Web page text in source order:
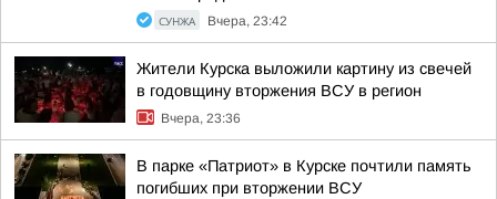
СУНЖА Вчера, 23:42
Жители Курска выложили картину из свечей
в годовщину вторжения ВСУ в регион
Вчера, 23:36
В парке «Патриот» в Курске почтили память
погибших при вторжении ВСУ